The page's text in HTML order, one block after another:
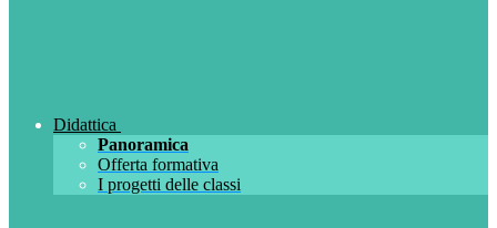
Didattica
Panoramica
Offerta formativa
I progetti delle classi